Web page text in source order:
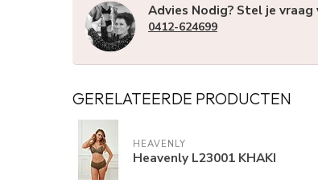
Advies Nodig? Stel je
0412-624699
GERELATEERDE PRODUCTEN
HEAVENLY
Heavenly L23001 KHAKI